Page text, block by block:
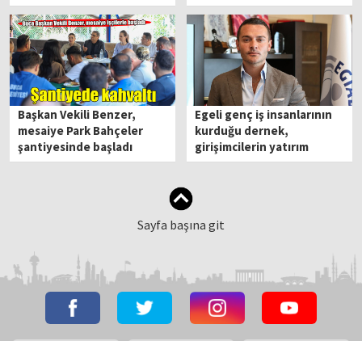
Başkan Vekili Benzer,
mesaiye Park Bahçeler
şantiyesinde başladı
Egeli genç iş insanlarının
kurduğu dernek,
girişimcilerin yatırım
ortağı oldu
Sayfa başına git